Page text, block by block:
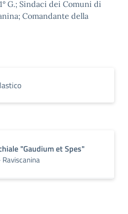
G.; Sindaci dei Comuni di
Comandante della
"Gaudium et Spes"
Raviscanina